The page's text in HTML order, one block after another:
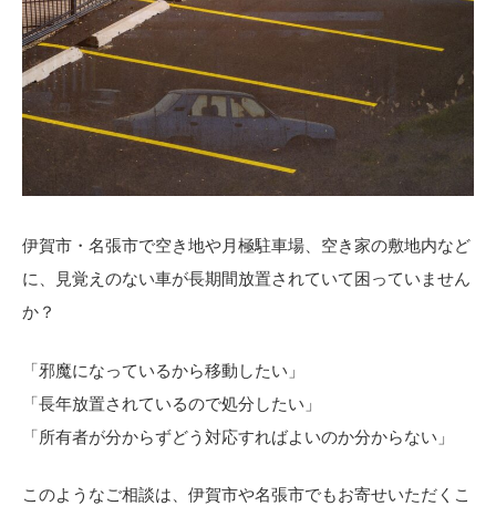
伊賀市・名張市で空き地や月極駐車場、空き家の敷地内など
に、見覚えのない車が長期間放置されていて困っていません
か？
「邪魔になっているから移動したい」
「長年放置されているので処分したい」
「所有者が分からずどう対応すればよいのか分からない」
このようなご相談は、伊賀市や名張市でもお寄せいただくこ